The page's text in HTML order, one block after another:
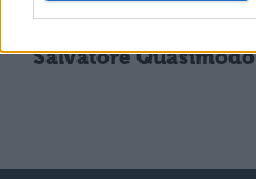
Salvatore Quasimodo